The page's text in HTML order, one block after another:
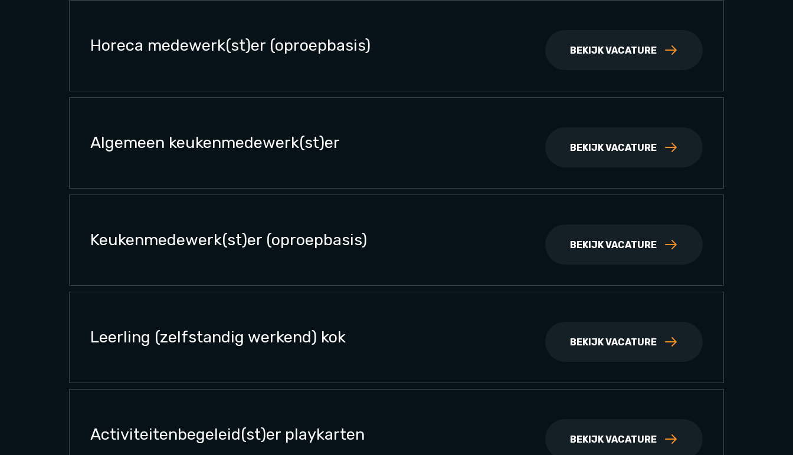
Horeca medewerk(st)er (oproepbasis) BEKIJK VACATURE
Algemeen keukenmedewerk(st)er BEKIJK VACATURE
Keukenmedewerk(st)er (oproepbasis) BEKIJK VACATURE
Leerling (zelfstandig werkend) kok BEKIJK VACATURE
Activiteitenbegeleid(st)er playkarten BEKIJK VACATURE